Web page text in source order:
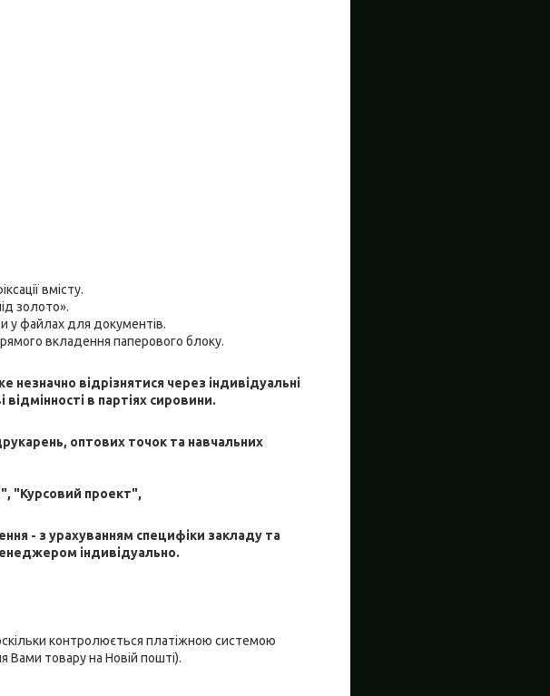
вмісту.
золото».
у файлах для документів.
вкладення паперового блоку.
відрізнятися через індивідуальні
в партіях сировини.
оптових точок та навчальних
"Курсовий проект",
- з урахуванням специфіки закладу та
індивідуально.
контролюється платіжною системою
Вами товару на Новій пошті).